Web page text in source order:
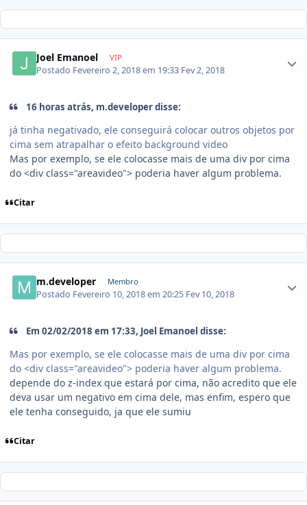
Joel Emanoel VIP
Postado Fevereiro 2, 2018 em 19:33 Fev 2, 2018
16 horas atrás, m.developer disse:
já tinha negativado, ele conseguirá colocar outros objetos por
cima sem atrapalhar o efeito background video
Mas por exemplo, se ele colocasse mais de uma div por cima
do <div class="areavideo"> poderia haver algum problema.
Citar
m.developer Membro
Postado Fevereiro 10, 2018 em 20:25 Fev 10, 2018
Em 02/02/2018 em 17:33, Joel Emanoel disse:
Mas por exemplo, se ele colocasse mais de uma div por cima
do <div class="areavideo"> poderia haver algum problema.
depende do z-index que estará por cima, não acredito que ele
deva usar um negativo em cima dele, mas enfim, espero que
ele tenha conseguido, ja que ele sumiu
Citar